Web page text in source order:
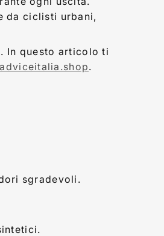
da ciclisti urbani,
. In questo articolo ti
.
sgradevoli.